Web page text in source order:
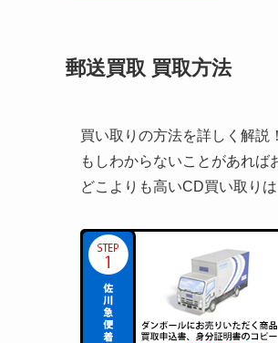
郵送買取 買取方法
買い取りの方法を詳しく解説！
もしわからないことがあれば
どこよりも高いCD買い取り